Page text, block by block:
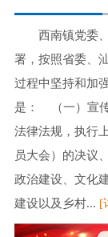
西南镇党委
署，按照省委、
过程中坚持和加
是： （一）宣
法律法规，执行
员大会）的决议
政治建设、文化
建设以及乡村... [